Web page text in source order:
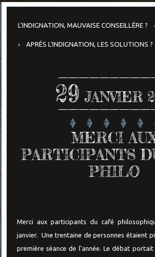
L’INDIGNATION, MAUVAISE CONSEILLÈRE ?
APRÈS L’INDIGNATION, LES SOLUTIONS ?
29 JANVIER
MERCI
PARTICIPANTS
PHILO
Merci aux participants du café
janvier. Une trentaine de personnes étaient
première séance de l'année. Le débat